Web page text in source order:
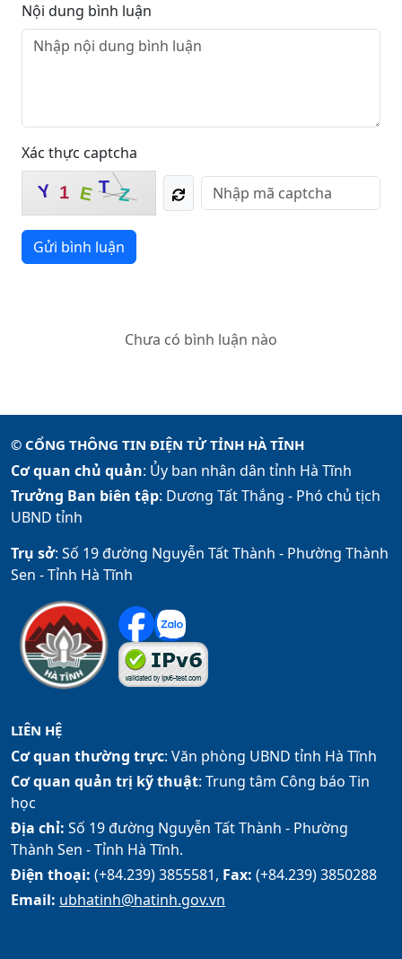
Nội dung bình luận
Xác thực captcha
Y 1 E T Z
Gửi bình luận
Chưa có bình luận nào
© CỔNG THÔNG TIN ĐIỆN TỬ TỈNH HÀ TĨNH
Cơ quan chủ quản: Ủy ban nhân dân tỉnh Hà Tĩnh
Trưởng Ban biên tập: Dương Tất Thắng - Phó chủ tịch
UBND tỉnh
Trụ sở: Số 19 đường Nguyễn Tất Thành - Phường Thành
Sen - Tỉnh Hà Tĩnh
LIÊN HỆ
Cơ quan thường trực: Văn phòng UBND tỉnh Hà Tĩnh
Cơ quan quản trị kỹ thuật: Trung tâm Công báo Tin
học
Địa chỉ: Số 19 đường Nguyễn Tất Thành - Phường
Thành Sen - Tỉnh Hà Tĩnh.
Điện thoại: (+84.239) 3855581, Fax: (+84.239) 3850288
Email: ubhatinh@hatinh.gov.vn